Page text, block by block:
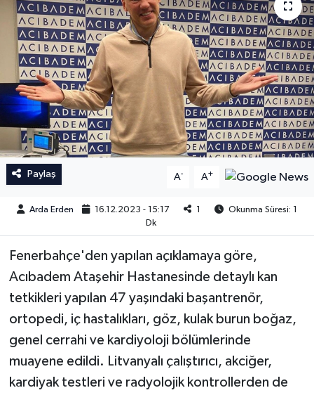
Paylaş A- A+
Arda Erden 16.12.2023 - 15:17 1
Okunma Süresi: 1
Dk
Fenerbahçe'den yapılan açıklamaya göre,
Acıbadem Ataşehir Hastanesinde detaylı kan
tetkikleri yapılan 47 yaşındaki başantrenör,
ortopedi, iç hastalıkları, göz, kulak burun boğaz,
genel cerrahi ve kardiyoloji bölümlerinde
muayene edildi. Litvanyalı çalıştırıcı, akciğer,
kardiyak testleri ve radyolojik kontrollerden de
İngiltere Premier Lig
Almanya Bundesliga
La Liga
Serie A
İngiltere Premier Lig
La Liga
Almanya Bundesliga
Serie A
Fransa Ligue 1
Eredevise
Portekiz Ligi
TFF 1.Lig
Diğer Futbol Ligleri
Türkiye Basketbol Ligi
Kadınlar Basketbol Ligi